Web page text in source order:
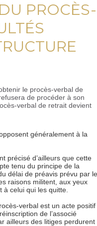
PROCÈS-
le procès-verbal de
de procéder à son
verbal de retrait devient
généralement à la
précisé d’ailleurs que cette
tenu du principe de la
délai de préavis prévu par le
raisons militent, aux yeux
celui qui les quitte.
verbal est un acte positif
de l’associé
ailleurs des litiges perdurent